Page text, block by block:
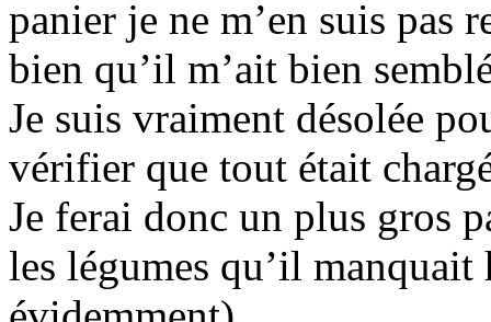
panier je ne m’en suis pas
bien qu’il m’ait bien
Je suis vraiment désolée
vérifier que tout était
Je ferai donc un plus gros
les légumes qu’il manquait